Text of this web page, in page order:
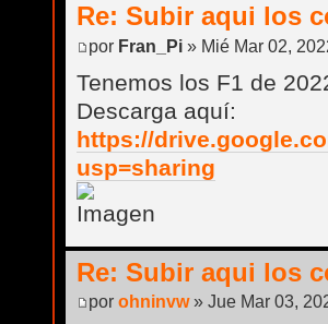
Re: Subir aqui los
por Fran_Pi » Mié Mar 02,
Tenemos los F1 de
Descarga aquí:
https://
usp=sharing
Re: Subir aqui los
por ohninvw» Jue Mar 03,